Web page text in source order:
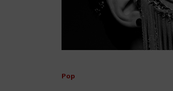
Pop